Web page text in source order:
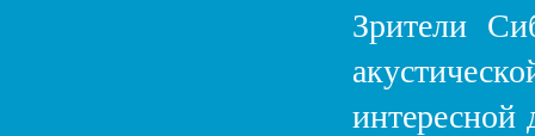
Зрители